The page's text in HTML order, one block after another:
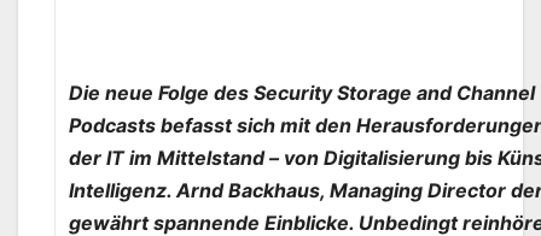
Die neue Folge des Security Storage and
Podcasts befasst sich mit den
der IT im Mittelstand – von Digitalisierung bis
Intelligenz. Arnd Backhaus, Managing Director
gewährt spannende Einblicke. Unbedingt